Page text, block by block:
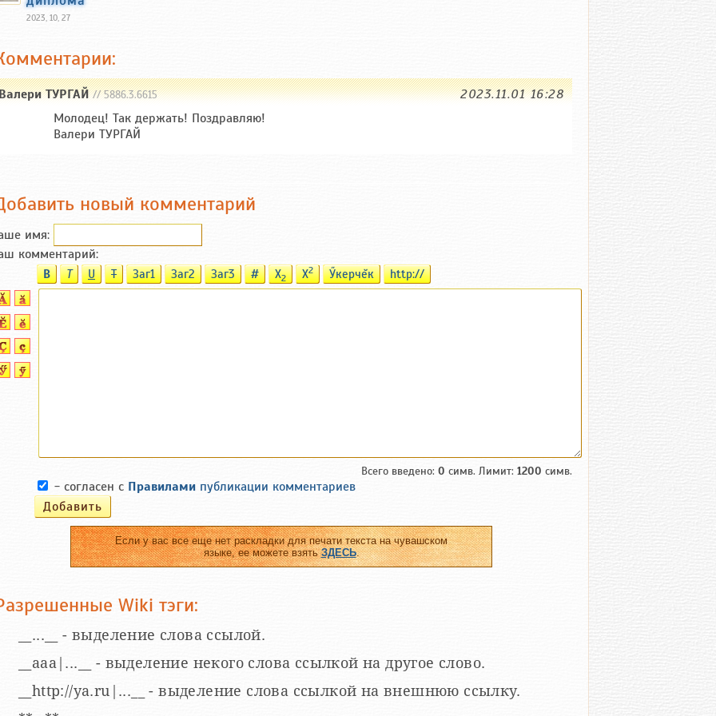
2023, 10, 27
ТУРГАЙ// 5886.3.6615
2023.11.01 16:28
Молодец! Так держать! Поздравляю!
Валери ТУРГАЙ
новый комментарий
имя:
комментарий:
B T U T Заг1 Заг2 Заг3 # X2 X2 Ӳкерчĕк http://
Всего введено: 0 симв. Лимит: 1200 симв.
- согласен с Правилами публикации комментариев
Если у вас все еще нет раскладки для печати текста на чувашском
языке, ее можете взятьЗДЕСЬ.
Wiki тэги:
__...__ - выделение слова ссылой.
__aaa|...__ - выделение некого слова ссылкой на другое слово.
__http://ya.ru|...__ - выделение слова ссылкой на внешнюю ссылку.